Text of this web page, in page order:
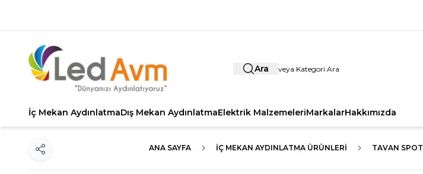
Ara
İç Mekan AydınlatmaDış Mekan AydınlatmaElektrik MalzemeleriMarkalarHakkımızda
ANA SAYFA İÇ MEKAN AYDINLATMA ÜRÜNLERI TAVAN SPOT
Paylaş